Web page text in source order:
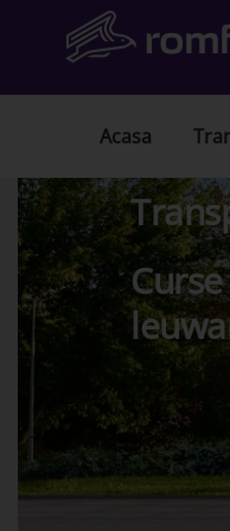
Acasa